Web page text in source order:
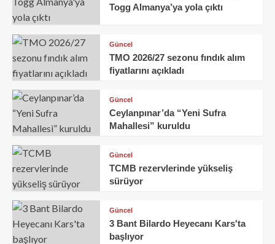
Togg Almanya’ya yola çıktı
Güncel
TMO 2026/27 sezonu fındık alım
fiyatlarını açıkladı
Güncel
Ceylanpınar’da “Yeni Sufra
Mahallesi” kuruldu
Güncel
TCMB rezervlerinde yükseliş
sürüyor
Güncel
3 Bant Bilardo Heyecanı Kars'ta
başlıyor